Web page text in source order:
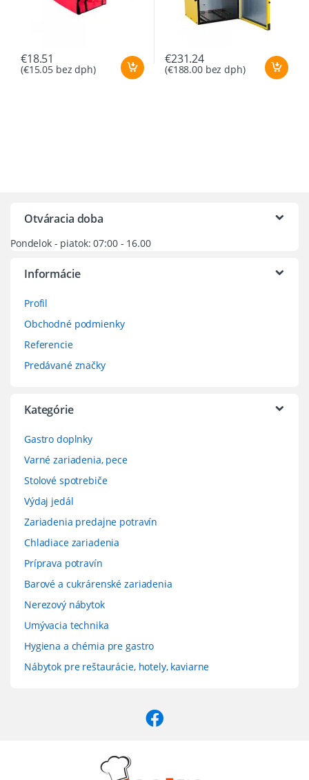
€18.51
(€15.05 bez dph)
€231.24
(€188.00bez dph)
Otváracia doba
Pondelok - piatok: 07:00 - 16.00
Informácie
Profil
Obchodné podmienky
Referencie
Predávané značky
Kategórie
Gastro doplnky
Varné zariadenia, pece
Stolové spotrebiče
Výdaj jedál
Zariadenia predajne potravín
Chladiace zariadenia
Príprava potravín
Barové a cukrárenské zariadenia
Nerezový nábytok
Umývacia technika
Hygiena a chémia pre gastro
Nábytok pre reštaurácie, hotely, kaviarne